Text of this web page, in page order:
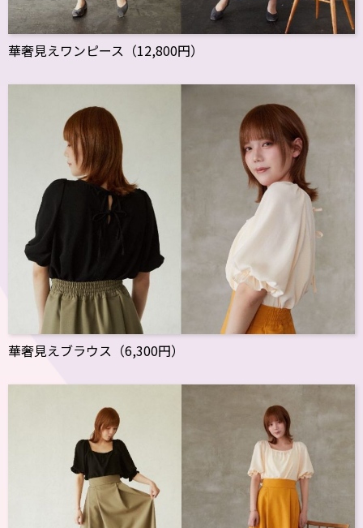
華奢見えワンピース（12,800円）
華奢見えブラウス（6,300円）